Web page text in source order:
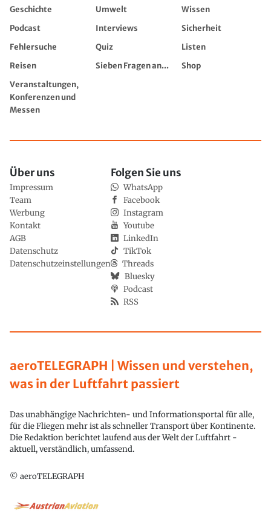
Geschichte Umwelt
Wissen
Podcast
Interviews
Sicherheit
Fehlersuche
Quiz
Listen
Reisen
Sieben Fragen an...
Shop
Veranstaltungen,
Konferenzen und
Messen
aeroTELEGRAPH | Wissen und verstehen,
was in der Luftfahrt passiert
Das unabhängige Nachrichten- und Informationsportal für alle,
für die Fliegen mehr ist als schneller Transport über Kontinente.
Die Redaktion berichtet laufend aus der Welt der Luftfahrt -
aktuell, verständlich, umfassend.
© aeroTELEGRAPH
Über uns
Impressum
Team
Werbung
Kontakt
AGB
Datenschutz
Datenschutzeinstellungen
Folgen Sie uns
WhatsApp
Facebook
Instagram
Youtube
LinkedIn
TikTok
Threads
Bluesky
Podcast
RSS